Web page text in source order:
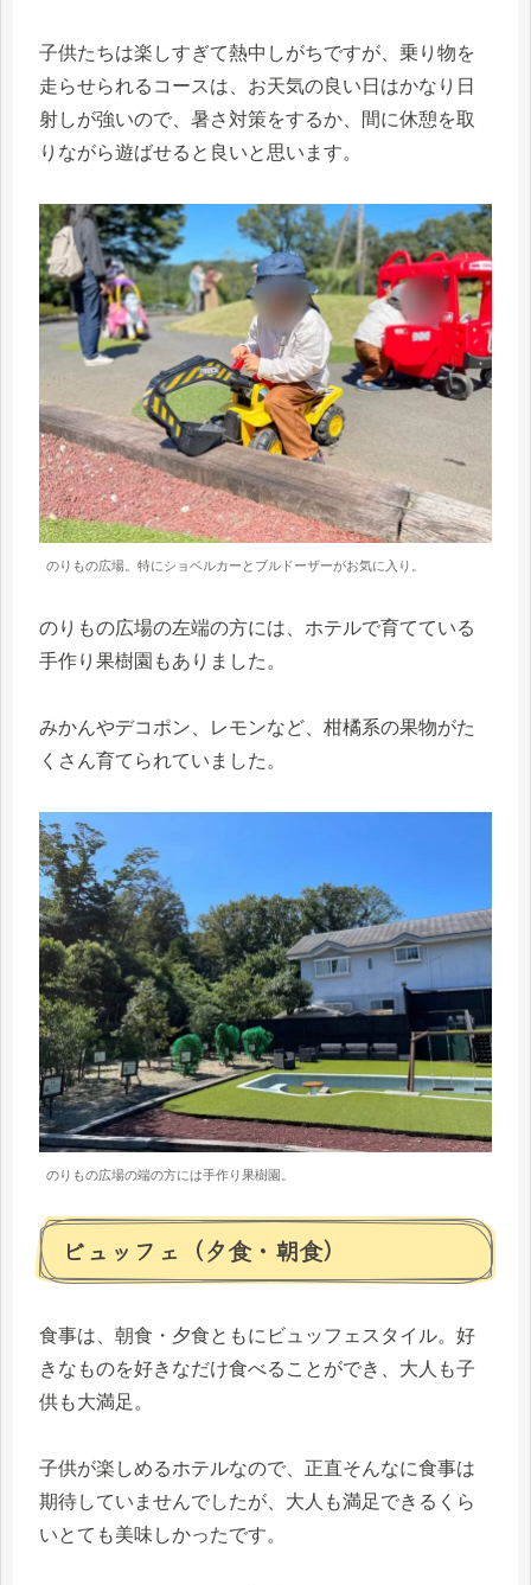
子供たちは楽しすぎて熱中しがちですが、乗り物を
走らせられるコースは、お天気の良い日はかなり日
射しが強いので、暑さ対策をするか、間に休憩を取
りながら遊ばせると良いと思います。
のりもの広場。特にショベルカーとブルドーザーがお気に入り。
のりもの広場の左端の方には、ホテルで育てている
手作り果樹園もありました。
みかんやデコポン、レモンなど、柑橘系の果物がた
くさん育てられていました。
のりもの広場の端の方には手作り果樹園。
ビュッフェ（夕食・朝食）
食事は、朝食・夕食ともにビュッフェスタイル。好
きなものを好きなだけ食べることができ、大人も子
供も大満足。
子供が楽しめるホテルなので、正直そんなに食事は
期待していませんでしたが、大人も満足できるくら
いとても美味しかったです。